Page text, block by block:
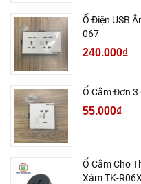
Ổ Điện USB
067
240.000₫
Ổ Cắm Đơn 3
55.000₫
Ổ Cắm Cho
Xám TK-R06X